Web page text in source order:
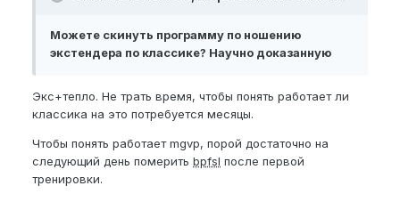
Кегель 50 раз
Можете скинуть программу по ношению
экстендера по классике? Научно доказанную
Экс+тепло. Не трать время, чтобы понять работает ли
классика на это потребуется месяцы.
Чтобы понять работает mgvp, порой достаточно на
следующий день померить bpfsl после первой
тренировки.